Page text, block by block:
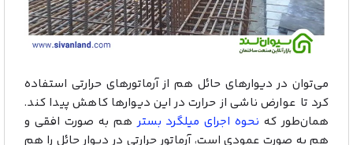
می‌توان در دیوارهای حائل هم از آرماتورهای حرارتی استفاده
کرد تا عوارض ناشی از حرارت در این دیوارها کاهش پیدا کند.
همان‌طور کهنحوه اجرای میلگرد بسترهم به صورت افقی و
هم به صورت عمودی است، آرماتور حرارتی در دیوار حائل را هم